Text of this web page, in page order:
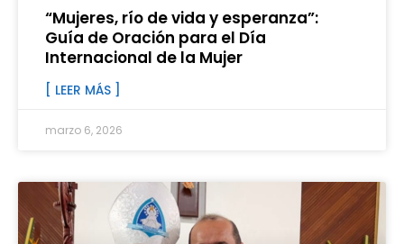
“Mujeres, río de vida y esperanza”:
Guía de Oración para el Día
Internacional de la Mujer
[ LEER MÁS ]
marzo 6, 2026